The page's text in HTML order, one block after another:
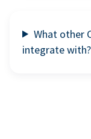
What other
integrate with?